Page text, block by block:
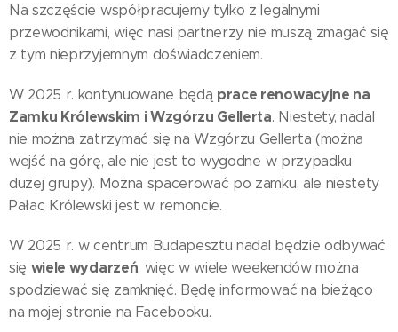
Na szczęście współpracujemy tylko z legalnymi
przewodnikami, więc nasi partnerzy nie muszą zmagać się
z tym nieprzyjemnym doświadczeniem.
W 2025 r. kontynuowane będą prace renowacyjne na
Zamku Królewskim i Wzgórzu Gellerta. Niestety, nadal
nie można zatrzymać się na Wzgórzu Gellerta (można
wejść na górę, ale nie jest to wygodne w przypadku
dużej grupy). Można spacerować po zamku, ale niestety
Pałac Królewski jest w remoncie.
W 2025 r. w centrum Budapesztu nadal będzie odbywać
się wiele wydarzeń, więc w wiele weekendów można
spodziewać się zamknięć. Będę informować na bieżąco
na mojej stronie na Facebooku.